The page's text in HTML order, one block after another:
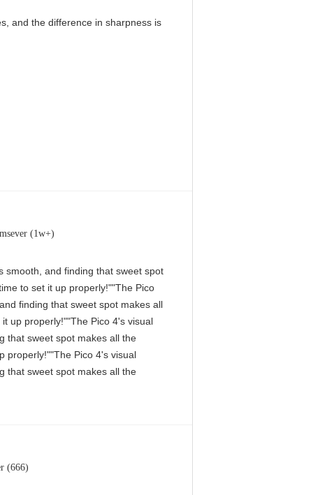
and the difference in sharpness is
(1w+)
smooth, and finding that sweet spot
to set it up properly!""The Pico
finding that sweet spot makes all
up properly!""The Pico 4's visual
that sweet spot makes all the
properly!""The Pico 4's visual
that sweet spot makes all the
(666)